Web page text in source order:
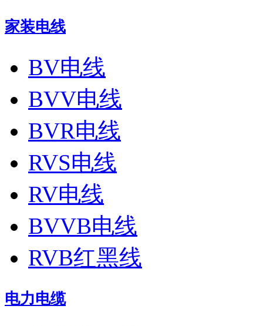
家装电线
BV电线
BVV电线
BVR电线
RVS电线
RV电线
BVVB电线
RVB红黑线
电力电缆